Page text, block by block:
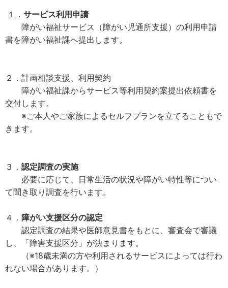
１． サービス利用申請
障がい福祉サービス（障がい児通所支援）の利用申請
書を障がい福祉課へ提出します。
２．計画相談支援、利用契約
障がい福祉課からサービス等利用契約案提出依頼書を
交付します。
※ご本人やご家族によるセルフプランを立てることもで
きます。
３． 認定調査の実施
必要に応じて、日常生活の状況や障がい特性等につい
て聞き取り調査を行います。
４． 障がい支援区分の認定
認定調査の結果や医師意見書をもとに、審査会で審議
し、「障害支援区分」が決まります。
（※18歳未満の方や利用されるサービスによっては行わ
れない場合があります。）